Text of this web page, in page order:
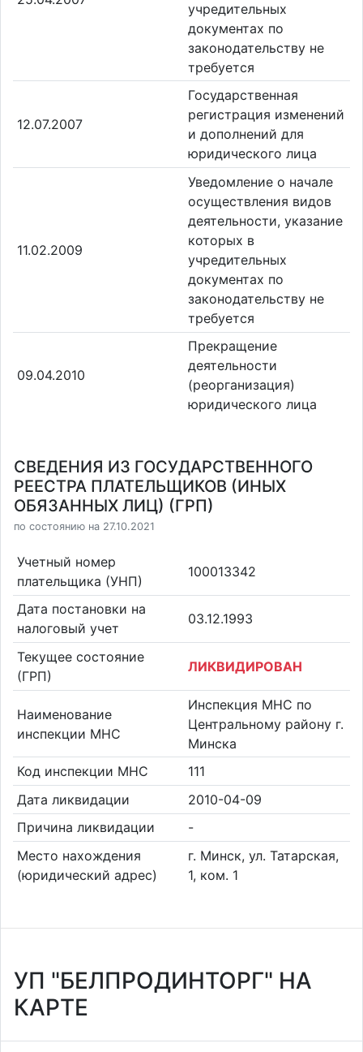
учредительных
документах по
законодательству не
требуется
12.07.2007
Государственная
регистрация изменений
и дополнений для
юридического лица
11.02.2009
Уведомление о начале
осуществления видов
деятельности, указание
которых в
учредительных
документах по
законодательству не
требуется
09.04.2010
Прекращение
деятельности
(реорганизация)
юридического лица
СВЕДЕНИЯ ИЗ ГОСУДАРСТВЕННОГО
РЕЕСТРА ПЛАТЕЛЬЩИКОВ (ИНЫХ
ОБЯЗАННЫХ ЛИЦ) (ГРП)
по состоянию на 27.10.2021
Учетный номер
плательщика (УНП)
100013342
Дата постановки на
налоговый учет
03.12.1993
Текущее состояние
(ГРП)
ЛИКВИДИРОВАН
Наименование
инспекции МНС
Инспекция МНС по
Центральному району г.
Минска
Код инспекции МНС
111
Дата ликвидации
2010-04-09
Причина ликвидации
-
Место нахождения
(юридический адрес)
г. Минск, ул. Татарская,
1, ком. 1
УП "БЕЛПРОДИНТОРГ" НА
КАРТЕ